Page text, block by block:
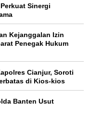
Sinergi
Kejanggalan Izin
Penegak Hukum
Cianjur, Soroti
di Kios-kios
Banten Usut